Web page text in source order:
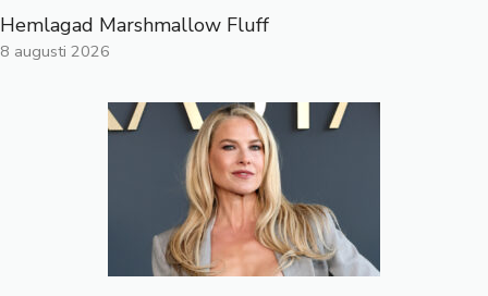
Hemlagad Marshmallow Fluff
8 augusti 2026